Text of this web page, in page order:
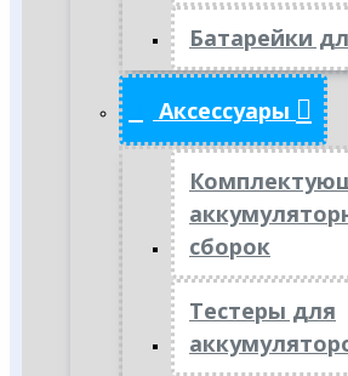
Батарейки
Аксессуары
сборок
Тестеры для